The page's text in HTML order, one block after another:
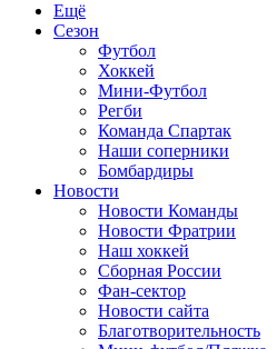
Ещё
Сезон
Футбол
Хоккей
Мини-Футбол
Регби
Команда Спартак
Наши соперники
Бомбардиры
Новости
Новости Команды
Новости Фратрии
Наш хоккей
Сборная России
Фан-cектор
Новости сайта
Благотворительность